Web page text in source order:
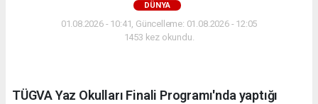
DÜNYA
01.08.2026 - 10:41, Güncelleme: 01.08.2026 - 12:05
1453 kez okundu.
TÜGVA Yaz Okulları Finali Programı'nda yaptığı